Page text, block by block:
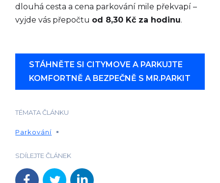
TÉMATA ČLÁNKU
Parkování
SDÍLEJTE ČLÁNEK
dlouhá cesta a cena parkování mile překvapí –
vyjde vás přepočtu od 8,30 Kč za hodinu.
STÁHNĚTE SI CITYMOVE A PARKUJTE
KOMFORTNĚ A BEZPEČNĚ S MR.PARKIT